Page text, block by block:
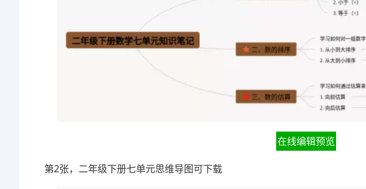
在线编辑预览
第2张，二年级下册七单元思维导图可下载